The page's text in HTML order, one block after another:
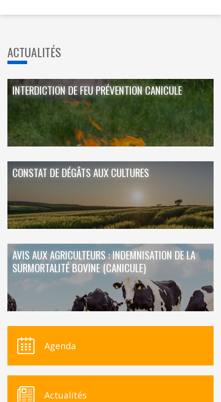
ACTUALITÉS
INTERDICTION DE FEU PRÉVENTION CANICULE
CONSTAT DE DÉGÂTS AUX CULTURES
AVIS AUX AGRICULTEURS : INDEMNISATION DE LA
SURMORTALITÉ BOVINE (CANICULE)
Agenda
Actualités